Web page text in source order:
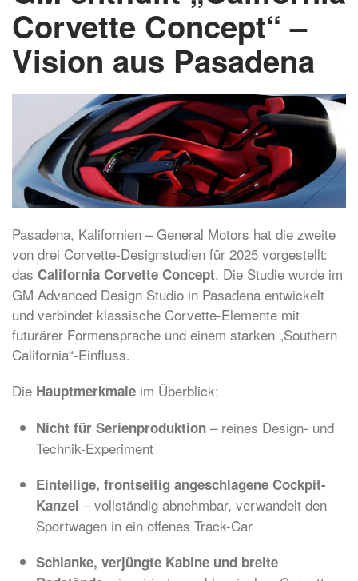
Corvette Concept“ –
Vision aus Pasadena
Pasadena, Kalifornien – General Motors hat die zweite
von drei Corvette-Designstudien für 2025 vorgestellt:
das California Corvette Concept. Die Studie wurde im
GM Advanced Design Studio in Pasadena entwickelt
und verbindet klassische Corvette-Elemente mit
futurärer Formensprache und einem starken „Southern
California“-Einfluss.
Die Hauptmerkmale im Überblick:
Nicht für Serienproduktion – reines Design- und
Technik-Experiment
Einteilige, frontseitig angeschlagene Cockpit-
Kanzel – vollständig abnehmbar, verwandelt den
Sportwagen in ein offenes Track-Car
Schlanke, verjüngte Kabine und breite